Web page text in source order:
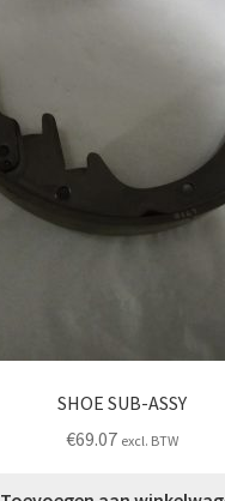
SHOE SUB-ASSY
€69.07 excl. BTW